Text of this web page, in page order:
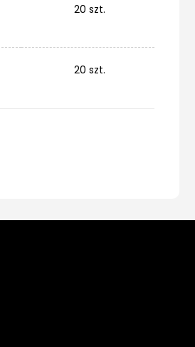
20 szt.
20 szt.